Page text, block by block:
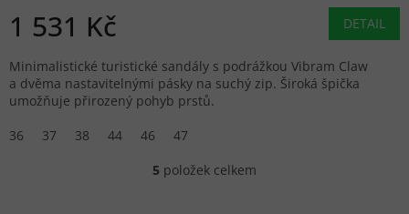
1 531 Kč DETAIL
Minimalistické turistické sandály s podrážkou Vibram Claw
a dvěma nastavitelnými pásky na suchý zip. Široká špička
umožňuje přirozený pohyb prstů.
36
37 38 44 46 47
Ovládací prvky výpisu
5 položek celkem